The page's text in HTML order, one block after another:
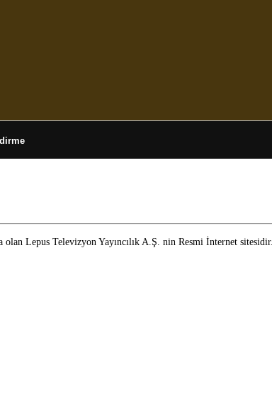
Lepus Televizyon Yayıncılık A.Ş. nin Resmi İnternet sitesidir.